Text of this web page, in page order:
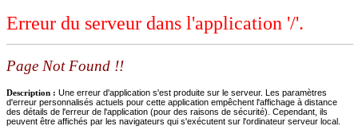
Erreur du serveur dans l'application '/'.
Page Not Found !!
Description : Une erreur d'application s'est produite sur le serveur. Les paramètres
d'erreur personnalisés actuels pour cette application empêchent l'affichage à distance
des détails de l'erreur de l'application (pour des raisons de sécurité). Cependant, ils
peuvent être affichés par les navigateurs qui s'exécutent sur l'ordinateur serveur local.